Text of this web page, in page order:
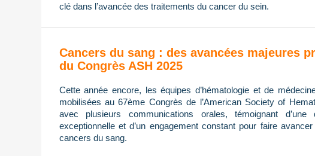
clé dans l’avancée des traitements du cancer du sein.
Cancers du sang : des avancées majeures
du Congrès ASH 2025
Cette année encore, les équipes d’hématologie et de
mobilisées au 67ème Congrès de l’American Society of
avec plusieurs communications orales, témoignant d’une
exceptionnelle et d’un engagement constant pour faire
cancers du sang.